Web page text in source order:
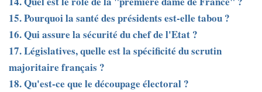
15. Pourquoi la santé des présidents est-elle tabou ?
16. Qui assure la sécurité du chef de l'Etat ?
17. Législatives, quelle est la spécificité du scrutin
majoritaire français ?
18. Qu'est-ce que le découpage électoral ?